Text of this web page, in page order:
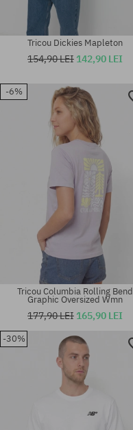
Mărimi existente:
Mărimi existente:
Tricou Dickies Mapleton
154,90 LEI 142,90 LEI
-6%
Tricou Columbia Rolling Bend
Graphic Oversized Wmn
177,90 LEI 165,90 LEI
-30%